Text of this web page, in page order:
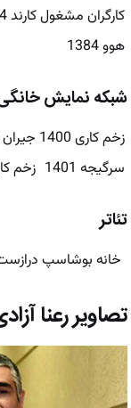
کارگران مشغول کارند 1384
هوو 1384
شبکه نمایش
زخم کاری 1400
جیران 1400
سرگیجه 1401
زخم
تئاتر
خانه بوشاسپ درازست
تصاویر رعنا